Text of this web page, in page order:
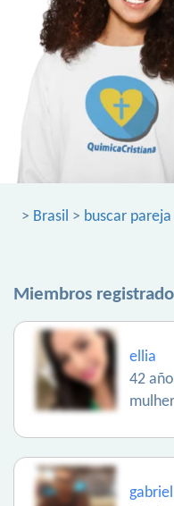
> Brasil > buscar pareja
Miembros
ellia
42
gabriel